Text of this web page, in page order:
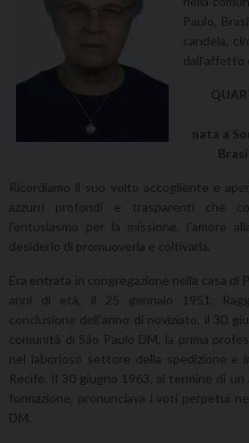
Paulo,
candela,
dall’affetto
nata a
Ricordiamo il suo volto accogliente e
azzurri profondi e trasparenti che
l’entusiasmo per la missione, l’amore
desiderio di promuoverla e coltivarla.
Era entrata in congregazione nella casa di
anni di età, il 25 gennaio 1951.
conclusione dell’anno di noviziato, il 30
comunità di São Paulo DM, la prima
nel laborioso settore della spedizione e
Recife. Il 30 giugno 1963, al termine di
formazione, pronunciava i voti perpetui
DM.